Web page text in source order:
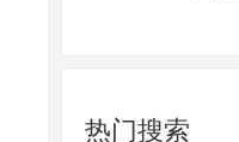
热门搜索